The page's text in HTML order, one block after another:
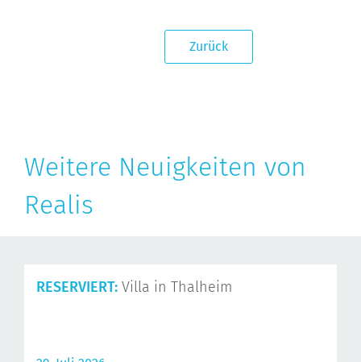
Zurück
Weitere Neuigkeiten von
Realis
RESERVIERT: Villa in Thalheim